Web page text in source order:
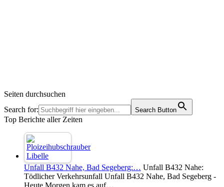
Seiten durchsuchen
Search for:
Search Button
Top Berichte aller Zeiten
Unfall B432 Nahe, Bad Segeberg:… Unfall B432 Nahe:
Tödlicher Verkehrsunfall Unfall B432 Nahe, Bad Segeberg -